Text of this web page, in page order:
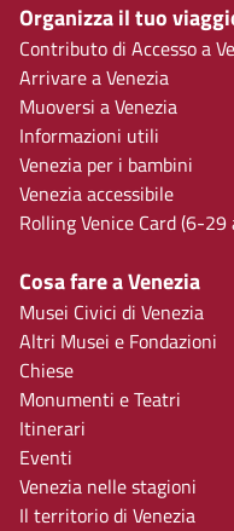
Organizza il tuo
Contributo di Accesso a
Arrivare a Venezia
Muoversi a Venezia
Informazioni utili
Venezia per i bambini
Venezia accessibile
Rolling Venice Card (6-29
Cosa fare a Venezia
Musei Civici di Venezia
Altri Musei e Fondazioni
Chiese
Monumenti e Teatri
Itinerari
Eventi
Venezia nelle stagioni
Il territorio di Venezia